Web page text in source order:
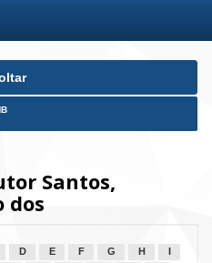
Santos,
dos
D E F G H